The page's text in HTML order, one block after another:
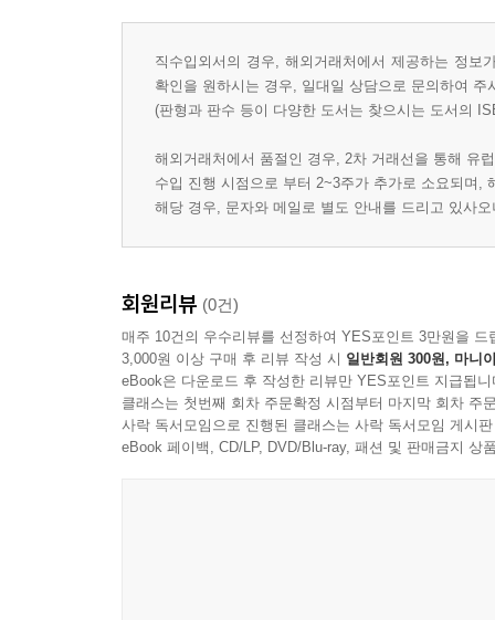
직수입외서의 경우, 해외거래처에서 제공하는 정
확인을 원하시는 경우, 일대일 상담으로 문의하여 주
(판형과 판수 등이 다양한 도서는 찾으시는 도서의
해외거래처에서 품절인 경우, 2차 거래선을 통해 유
수입 진행 시점으로 부터 2~3주가 추가로 소요되며,
해당 경우, 문자와 메일로 별도 안내를 드리고 있사
회원리뷰 (0건)
매주 10건의 우수리뷰를 선정하여 YES포인트 3만원을 드
3,000원 이상 구매 후 리뷰 작성 시 일반회원 300원, 마니
eBook은 다운로드 후 작성한 리뷰만 YES포인트 지급됩니
클래스는 첫번째 회차 주문확정 시점부터 마지막 회차 주
사락 독서모임으로 진행된 클래스는 사락 독서모임 게시
eBook 페이백, CD/LP, DVD/Blu-ray, 패션 및 판매금지 상